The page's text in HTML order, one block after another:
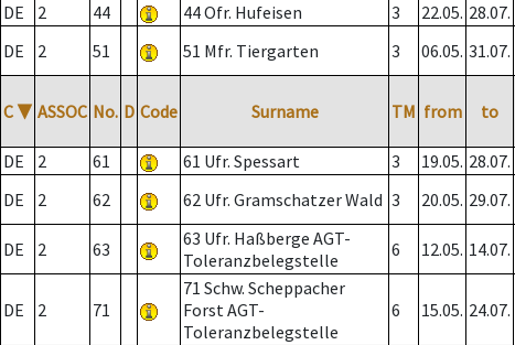
DE
2 44 44 Ofr. Hufeisen 3 22.05. 28.07.
DE
2 51 51 Mfr. Tiergarten 3 06.05. 31.07.
C ▼ ASSOC No. D Code Surname TM from to
DE
2 61 61 Ufr. Spessart 3 19.05. 28.07.
DE
2 62 62 Ufr. Gramschatzer Wald 3 20.05. 29.07.
DE 2 63
63 Ufr. Haßberge AGT-
Toleranzbelegstelle
6 12.05. 14.07.
DE 2 71
71 Schw. Scheppacher
Forst AGT-
Toleranzbelegstelle
6 15.05. 24.07.